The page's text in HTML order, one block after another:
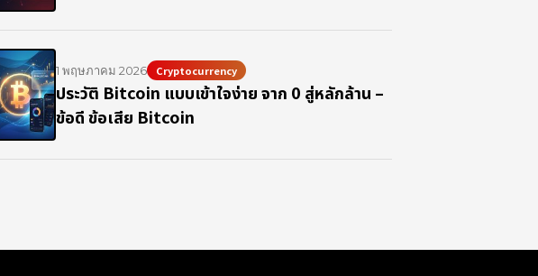
1 พฤษภาคม 2026 Cryptocurrency
ประวัติ Bitcoin แบบเข้าใจง่าย จาก 0 สู่หลักล้าน –
ข้อดี ข้อเสีย Bitcoin